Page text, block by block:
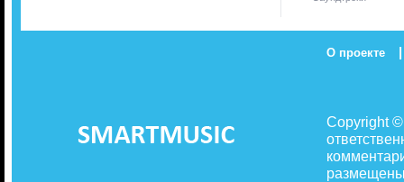
О проекте |
Copyright
размещены